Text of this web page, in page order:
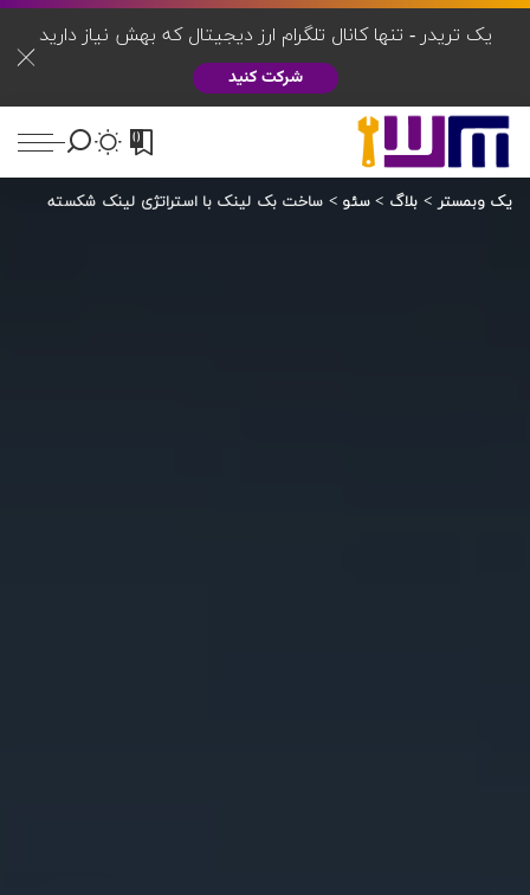
یک تریدر - تنها کانال تلگرام ارز دیجیتال که بهش نیاز دارید
شرکت کنید
0
یک وبمستر> بلاگ > سئو > ساخت بک لینک با استراتژی لینک شکسته